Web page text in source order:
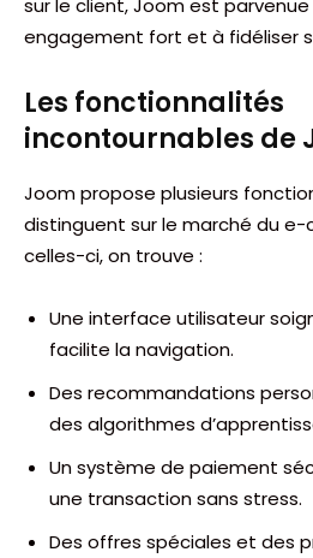
sur le client, Joom est
engagement fort et à fidéliser
Les fonctionnalités
incontournables de
Joom propose plusieurs
distinguent sur le marché du e-
celles-ci, on trouve :
Une interface utilisateur
facilite la navigation.
Des recommandations
des algorithmes
Un système de paiement
une transaction sans stress.
Des offres spéciales et des